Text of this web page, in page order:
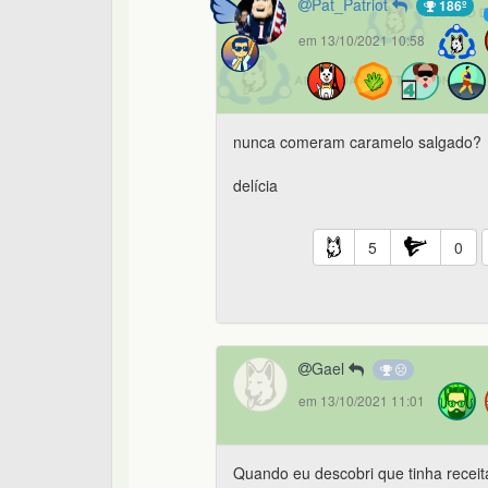
186º
em 13/10/2021 10:58
nunca comeram caramelo salgado?
delícia
5 0
Gael
em 13/10/2021 11:01
Quando eu descobri que tinha